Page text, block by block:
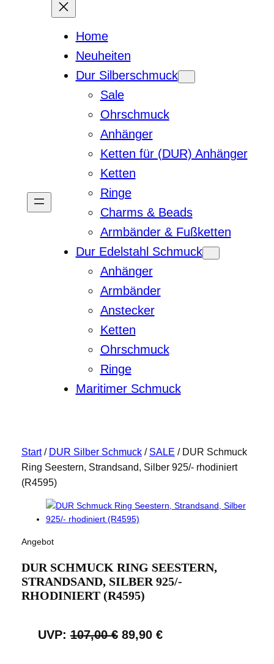
Home
Neuheiten
Dur Silberschmuck
Sale
Ohrschmuck
Anhänger
Ketten für (DUR) Anhänger
Ketten
Ringe
Charms & Beads
Armbänder & Fußketten
Dur Edelstahl Schmuck
Anhänger
Armbänder
Anstecker
Ketten
Ohrschmuck
Ringe
Maritimer Schmuck
Start/ DUR Silber Schmuck/ SALE / DUR Schmuck
Ring Seestern, Strandsand, Silber 925/- rhodiniert
(R4595)
AngebotP
o
d
u
i
DUR SCHMUCK RING SEESTERN,
STRANDSAND, SILBER 925/-
RHODINIERT (R4595)
UVP: 107,00€ U
89,90 €A